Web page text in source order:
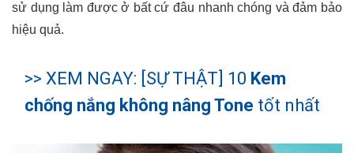
sử dụng làm được ở bất cứ đâu nhanh chóng và đảm bảo
hiệu quả.
>> XEM NGAY: [SỰ THẬT] 10 Kem
chống nắng không nâng Tone tốt nhất